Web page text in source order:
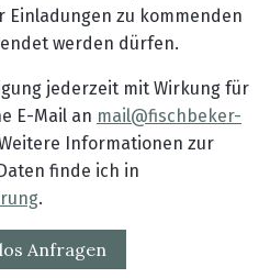
zu kommenden
werden dürfen.
jederzeit mit Wirkung für
E-Mail an mail@fischbeker-
Informationen zur
finde ich in
.
Anfragen